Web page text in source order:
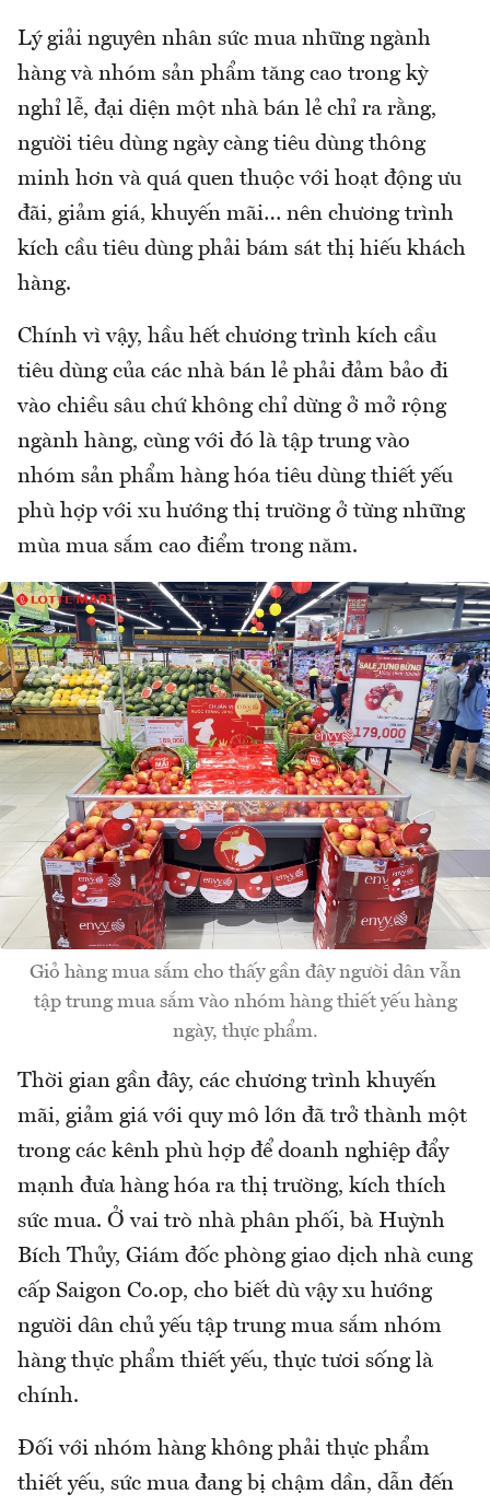
Lý giải nguyên nhân sức mua những ngành
hàng và nhóm sản phẩm tăng cao trong kỳ
nghỉ lễ, đại diện một nhà bán lẻ chỉ ra rằng,
người tiêu dùng ngày càng tiêu dùng thông
minh hơn và quá quen thuộc với hoạt động ưu
đãi, giảm giá, khuyến mãi… nên chương trình
kích cầu tiêu dùng phải bám sát thị hiếu khách
hàng.
Chính vì vậy, hầu hết chương trình kích cầu
tiêu dùng của các nhà bán lẻ phải đảm bảo đi
vào chiều sâu chứ không chỉ dừng ở mở rộng
ngành hàng, cùng với đó là tập trung vào
nhóm sản phẩm hàng hóa tiêu dùng thiết yếu
phù hợp với xu hướng thị trường ở từng những
mùa mua sắm cao điểm trong năm.
Giỏ hàng mua sắm cho thấy gần đây người dân vẫn
tập trung mua sắm vào nhóm hàng thiết yếu hàng
ngày, thực phẩm.
Thời gian gần đây, các chương trình khuyến
mãi, giảm giá với quy mô lớn đã trở thành một
trong các kênh phù hợp để doanh nghiệp đẩy
mạnh đưa hàng hóa ra thị trường, kích thích
sức mua. Ở vai trò nhà phân phối, bà Huỳnh
Bích Thủy, Giám đốc phòng giao dịch nhà cung
cấp Saigon Co.op, cho biết dù vậy xu hướng
người dân chủ yếu tập trung mua sắm nhóm
hàng thực phẩm thiết yếu, thực tươi sống là
chính.
Đối với nhóm hàng không phải thực phẩm
thiết yếu, sức mua đang bị chậm dần, dẫn đến